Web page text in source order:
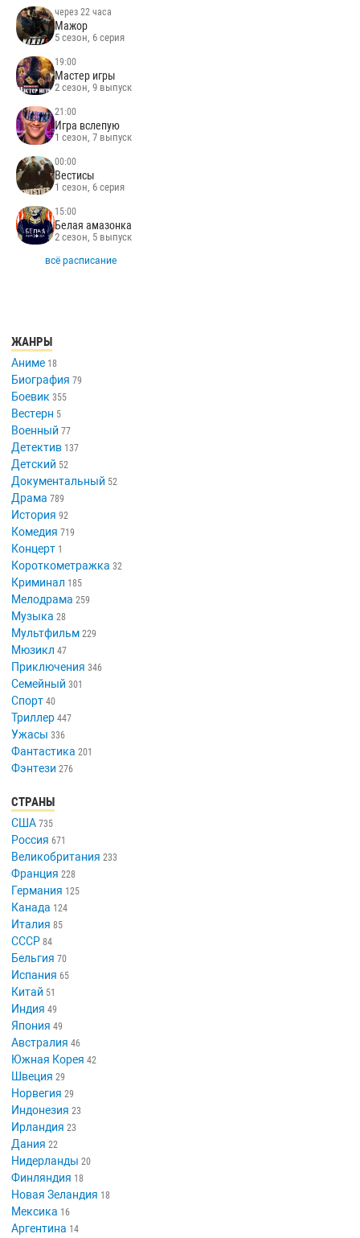
через 22 часа
Мажор
5 сезон, 6 серия
19:00
Мастер игры
2 сезон, 9 выпуск
21:00
Игра вслепую
1 сезон, 7 выпуск
00:00
Вестисы
1 сезон, 6 серия
15:00
Белая амазонка
2 сезон, 5 выпуск
всё расписание
ЖАНРЫ
Аниме 18
Биография 79
Боевик 355
Вестерн 5
Военный 77
Детектив 137
Детский 52
Документальный 52
Драма 789
История 92
Комедия 719
Концерт 1
Короткометражка 32
Криминал 185
Мелодрама 259
Музыка 28
Мультфильм 229
Мюзикл 47
Приключения 346
Семейный 301
Спорт 40
Триллер 447
Ужасы 336
Фантастика 201
Фэнтези 276
СТРАНЫ
США 735
Россия 671
Великобритания 233
Франция 228
Германия 125
Канада 124
Италия 85
СССР 84
Бельгия 70
Испания 65
Китай 51
Индия 49
Япония 49
Австралия 46
Южная Корея 42
Швеция 29
Норвегия 29
Индонезия 23
Ирландия 23
Дания 22
Нидерланды 20
Финляндия 18
Новая Зеландия 18
Мексика 16
Аргентина 14